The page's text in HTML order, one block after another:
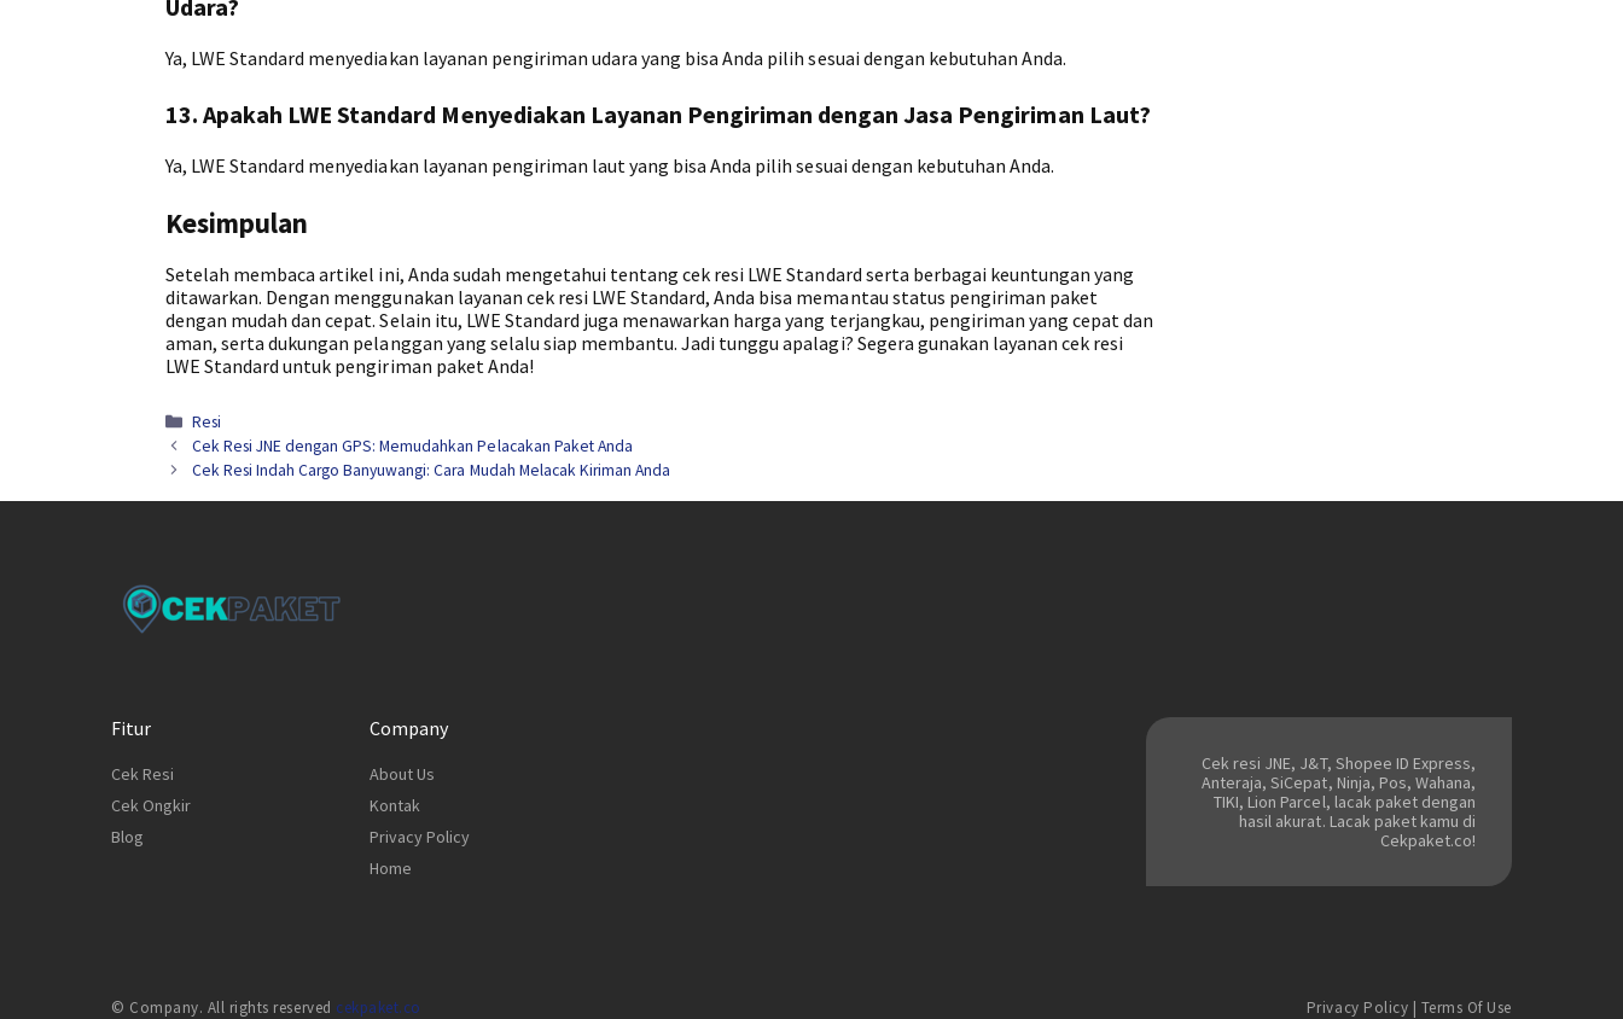
Udara?
Ya, LWE Standard menyediakan layanan pengiriman udara yang bisa Anda pilih sesuai dengan kebutuhan Anda.
13. Apakah LWE Standard Menyediakan Layanan Pengiriman dengan Jasa Pengiriman Laut?
Ya, LWE Standard menyediakan layanan pengiriman laut yang bisa Anda pilih sesuai dengan kebutuhan Anda.
Kesimpulan
Setelah membaca artikel ini, Anda sudah mengetahui tentang cek resi LWE Standard serta berbagai keuntungan yang
ditawarkan. Dengan menggunakan layanan cek resi LWE Standard, Anda bisa memantau status pengiriman paket
dengan mudah dan cepat. Selain itu, LWE Standard juga menawarkan harga yang terjangkau, pengiriman yang cepat dan
aman, serta dukungan pelanggan yang selalu siap membantu. Jadi tunggu apalagi? Segera gunakan layanan cek resi
LWE Standard untuk pengiriman paket Anda!
Kategori
Resi
Cek Resi JNE dengan GPS: Memudahkan Pelacakan Paket Anda
Cek Resi Indah Cargo Banyuwangi: Cara Mudah Melacak Kiriman Anda
Fitur
Cek Resi
Cek Ongkir
Blog
Company
About Us
Kontak
Privacy Policy
Home
Cek resi JNE, J&T, Shopee ID Express,
Anteraja, SiCepat, Ninja, Pos, Wahana,
TIKI, Lion Parcel, lacak paket dengan
hasil akurat. Lacak paket kamu di
Cekpaket.co!
© Company. All rights reserved cekpaket.co Privacy Policy | Terms Of Use